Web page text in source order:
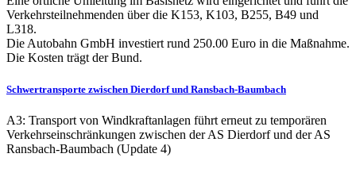
Verkehrsteilnehmenden über die K153, K103, B255, B49 und
L318.
Die Autobahn GmbH investiert rund 250.00 Euro in die Maßnahme.
Die Kosten trägt der Bund.
Schwertransporte zwischen Dierdorf und Ransbach-Baumbach
A3: Transport von Windkraftanlagen führt erneut zu temporären
Verkehrseinschränkungen zwischen der AS Dierdorf und der AS
Ransbach-Baumbach (Update 4)